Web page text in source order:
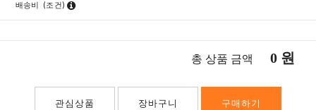
배송비 (조건)
총 상품 금액 0 원
관심상품 장바구니 구매하기